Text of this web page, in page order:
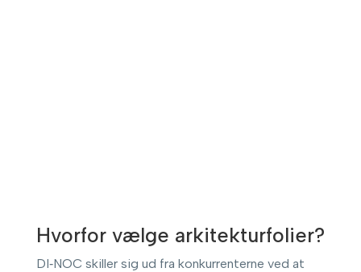
Hvorfor vælge arkitekturfolier?
DI‑NOC skiller sig ud fra konkurrenterne ved at